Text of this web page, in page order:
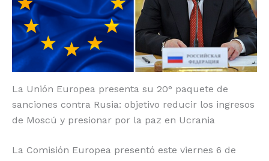
o
k
p
La Unión Europea presenta su 20° paquete de
sanciones contra Rusia: objetivo reducir los ingresos
de Moscú y presionar por la paz en Ucrania
La Comisión Europea presentó este viernes 6 de